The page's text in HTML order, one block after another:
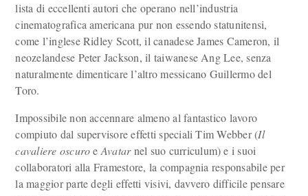
lista di eccellenti autori che operano nell’industria
cinematografica americana pur non essendo statunitensi,
come l’inglese Ridley Scott, il canadese James Cameron, il
neozelandese Peter Jackson, il taiwanese Ang Lee, senza
naturalmente dimenticare l’altro messicano Guillermo del
Toro.
Impossibile non accennare almeno al fantastico lavoro
compiuto dal supervisore effetti speciali Tim Webber (Il
cavaliere oscuroe Avatarnel suo curriculum) e i suoi
collaboratori alla Framestore, la compagnia responsabile per
la maggior parte degli effetti visivi, davvero difficile pensare